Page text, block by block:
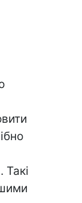
Такі